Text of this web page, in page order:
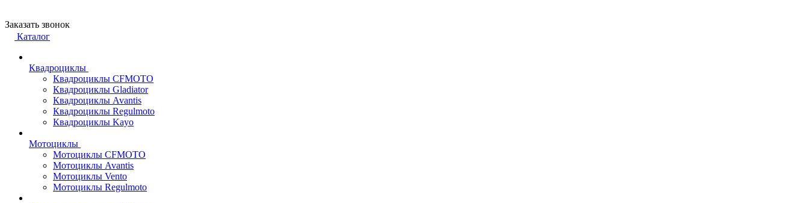
Заказать звонок
Каталог
Квадроциклы
Квадроциклы CFMOTO
Квадроциклы Gladiator
Квадроциклы Avantis
Квадроциклы Regulmoto
Квадроциклы Kayo
Мотоциклы
Мотоциклы CFMOTO
Мотоциклы Avantis
Мотоциклы Vento
Мотоциклы Regulmoto